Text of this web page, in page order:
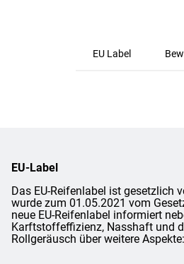
EU Label
EU-Label
Das EU-Reifenlabel ist gesetzlich
wurde zum 01.05.2021 vom
neue EU-Reifenlabel informiert
Karftstoffeffizienz, Nasshaft und
Rollgeräusch über weitere Aspekte: